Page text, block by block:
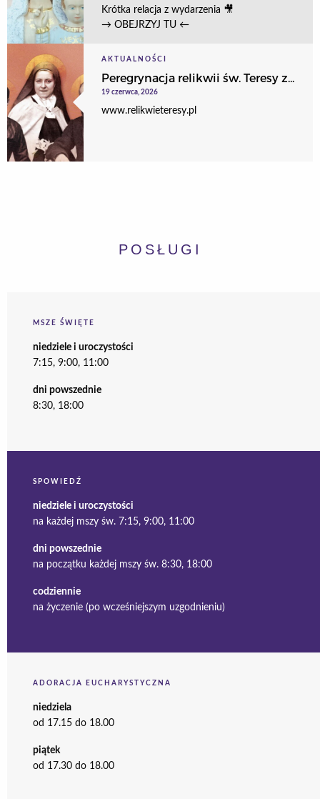
Krótka relacja z wydarzenia 🎥
→ OBEJRZYJ TU ←
AKTUALNOŚCI
Peregrynacja relikwii św. Teresy z...
19 czerwca, 2026
www.relikwieteresy.pl
POSŁUGI
MSZE ŚWIĘTE
niedziele i uroczystości
7:15, 9:00, 11:00
dni powszednie
8:30, 18:00
SPOWIEDŹ
niedziele i uroczystości
na każdej mszy św. 7:15, 9:00, 11:00
dni powszednie
na początku każdej mszy św. 8:30, 18:00
codziennie
na życzenie (po wcześniejszym uzgodnieniu)
ADORACJA EUCHARYSTYCZNA
niedziela
od 17.15 do 18.00
piątek
od 17.30 do 18.00